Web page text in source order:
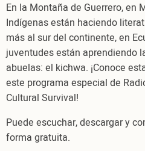
En la Montaña de Guerrero, en
Indígenas están haciendo
más al sur del continente, en
juventudes están aprendiendo
abuelas: el kichwa. ¡Conoce
este programa especial de
Cultural Survival!
Puede escuchar, descargar y
forma gratuita.